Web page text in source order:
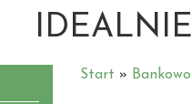
Start »